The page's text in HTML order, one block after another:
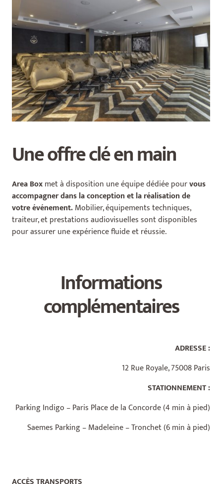
Une offre clé en main
Area Boxmet à disposition une équipe dédiée pourvous
accompagner dans la conception et la réalisation de
votre événement.Mobilier, équipements techniques,
traiteur, et prestations audiovisuelles sont disponibles
pour assurer une expérience fluide et réussie.
Informations
complémentaires
ADRESSE :
12 Rue Royale, 75008 Paris
STATIONNEMENT :
Parking Indigo – Paris Place de la Concorde (4 min à pied)
Saemes Parking – Madeleine – Tronchet (6 min à pied)